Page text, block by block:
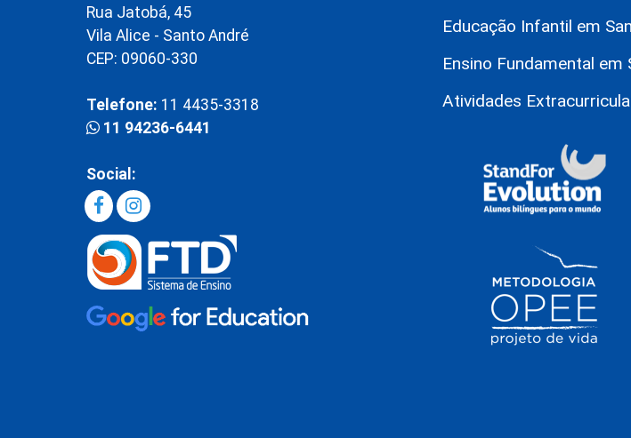
Rua Jatobá, 45
Vila Alice - Santo André
CEP: 09060-330
Telefone: 11 4435-3318
11 94236-6441
Social:
Educação Infantil em
Ensino Fundamental em
Atividades